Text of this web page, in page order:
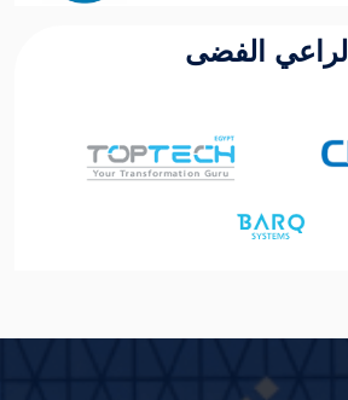
الراعي الفضى